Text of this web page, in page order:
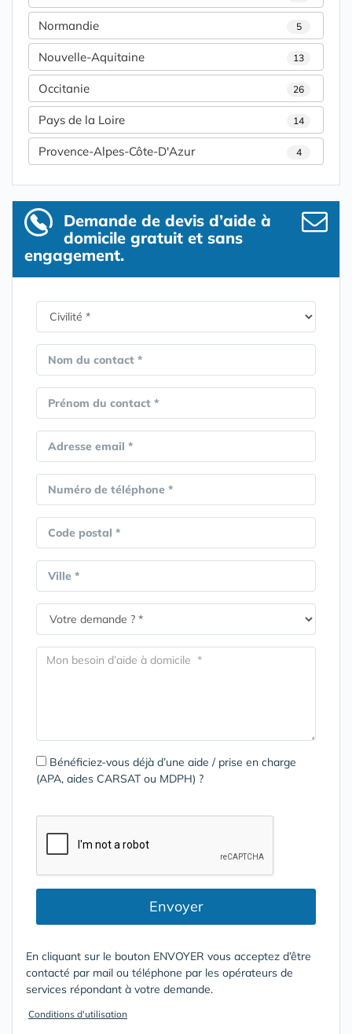
Normandie 5
Nouvelle-Aquitaine 13
Occitanie 26
Pays de la Loire 14
Provence-Alpes-Côte-D'Azur 4
Demande de devis d’aide à
domicile gratuit et sans
engagement.
Nom du contact *
Prénom du contact *
Adresse email *
Numéro de téléphone *
Code postal *
Ville *
Bénéficiez-vous déjà d’une aide / prise en charge
(APA, aides CARSAT ou MDPH) ?
Envoyer
En cliquant sur le bouton ENVOYER vous acceptez d’être
contacté par mail ou téléphone par les opérateurs de
services répondant à votre demande.
Conditions d'utilisation